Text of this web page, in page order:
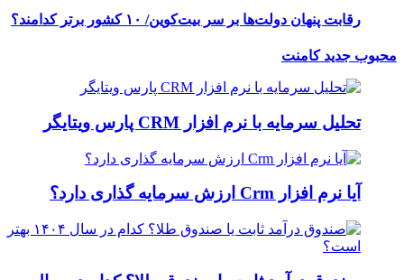
رقابت پنهان دولت‌ها بر سر بیت‌کوین/ ۱۰ کشور برتر کدامند؟
محبوب جدیدکامنت
تحلیل سرمایه با نرم افزار CRM پارس ویتایگر
آیا نرم افزار Crm ارزش سرمایه گذاری دارد؟